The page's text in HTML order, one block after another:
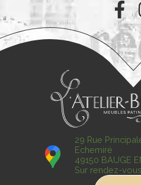
29 Rue
Echemiré
49150 BAUGE
Sur rendez-